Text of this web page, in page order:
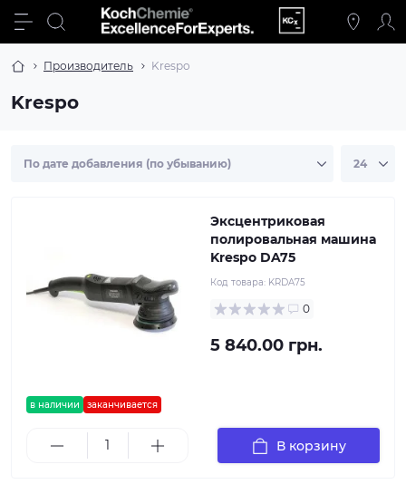
Производитель Krespo
Krespo
в наличии заканчивается
Эксцентриковая
полировальная машина
Krespo DA75
Код товара: KRDA75
0
5 840.00 грн.
В корзину